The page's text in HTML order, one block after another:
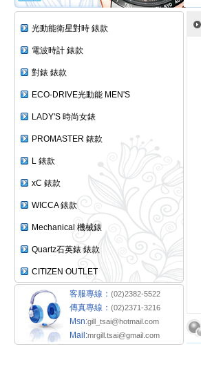
光動能衛星對時 錶款
電波時計 錶款
對錶 錶款
ECO-DRIVE光動能 MEN'S
LADY'S 時尚女錶
PROMASTER 錶款
L 錶款
xC 錶款
WICCA 錶款
Mechanical 機械錶
Quartz石英錶 錶款
CITIZEN OUTLET
客服專線： (02)2382-5522
傳真專線： (02)2371-3216
Msn:gill_tsai@hotmail.com
Mail:mrgill.tsai@gmail.com